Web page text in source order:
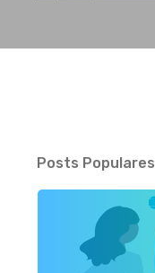
Posts Populares